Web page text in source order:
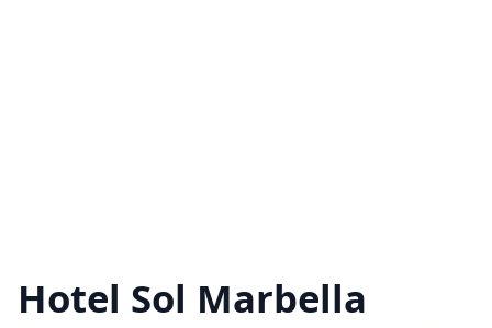
Hotel Sol Marbella